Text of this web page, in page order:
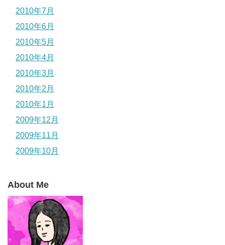
2010年7月
2010年6月
2010年5月
2010年4月
2010年3月
2010年2月
2010年1月
2009年12月
2009年11月
2009年10月
About Me